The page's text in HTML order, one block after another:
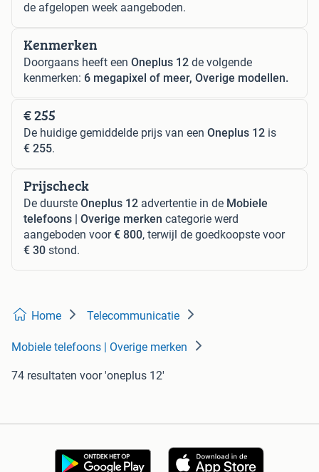
de afgelopen week aangeboden.
Kenmerken
Doorgaans heeft een Oneplus 12 de volgende
kenmerken: 6 megapixel of meer, Overige modellen.
€ 255
De huidige gemiddelde prijs van een Oneplus 12 is
€ 255.
Prijscheck
De duurste Oneplus 12 advertentie in de Mobiele
telefoons | Overige merken categorie werd
aangeboden voor€ 800, terwijl de goedkoopste voor
€ 30 stond.
Home Telecommunicatie
Mobiele telefoons | Overige merken
74 resultaten voor 'oneplus 12'